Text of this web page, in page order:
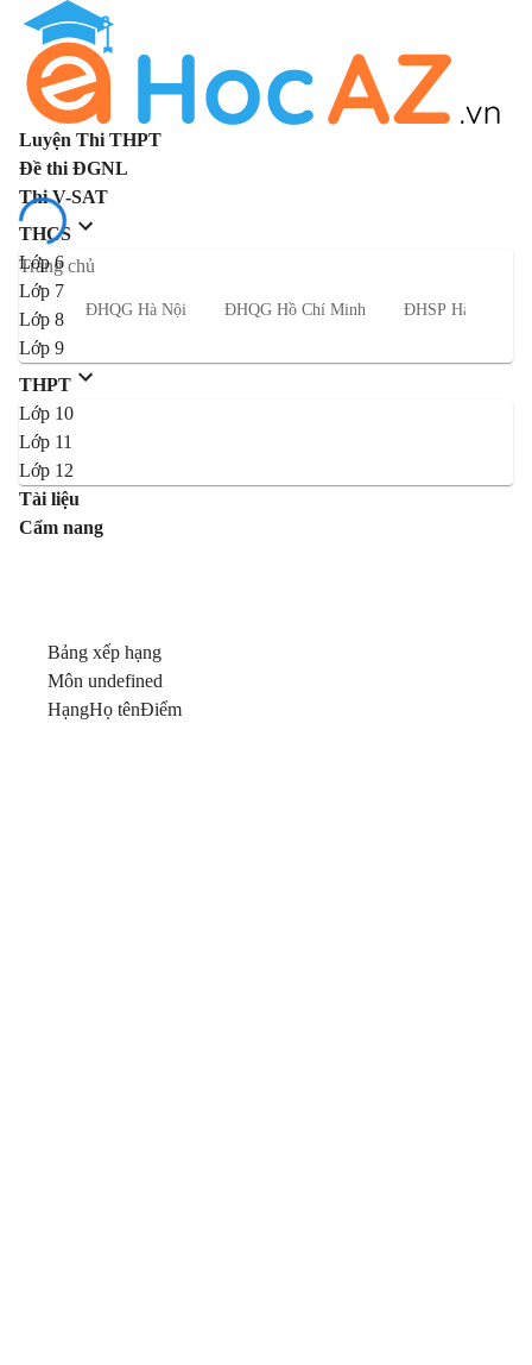
Luyện Thi THPT
Đề thi ĐGNL
Thi V-SAT
THCS
Lớp 6
Lớp 7
Lớp 8
Lớp 9
THPT
Lớp 10
Lớp 11
Lớp 12
Tài liệu
Cẩm nang
Trang chủ
ĐHQG Hà Nội ĐHQG Hồ Chí Minh ĐHSP Hà Nội
Bảng xếp hạng
Môn undefined
HạngHọ tênĐiểm